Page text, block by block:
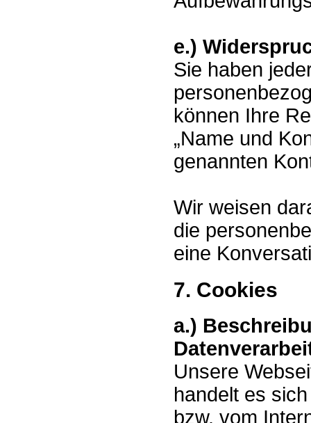
e.)
Sie haben
können Ihre
„Name und
genannten
Wir weisen
die
eine
7. Cookies
a.)
Unsere
handelt es
bzw. vom